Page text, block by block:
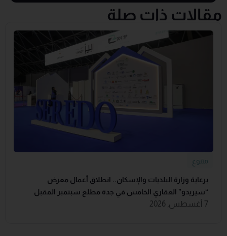
مقالات ذات صلة
متنوع
برعاية وزارة البلديات والإسكان.. انطلاق أعمال معرض
“سيريدو” العقاري الخامس في جدة مطلع سبتمبر المقبل
7 أغسطس, 2026